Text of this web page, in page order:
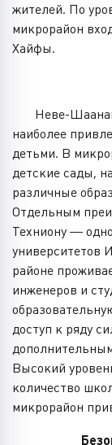
жителей. По
микрорайон
Хайфы.
Неве-Шаанан
наиболее
детьми. В
детские сады,
различные
Отдельным
Техниону —
университетов
районе
инженеров и
доступ к ряду
Высокий
количество
микрорайон